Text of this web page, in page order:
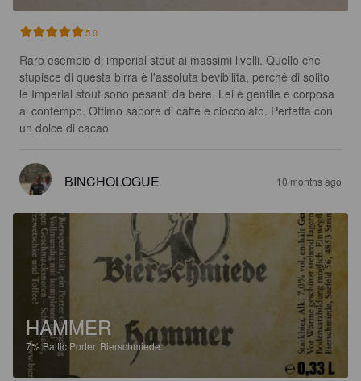
5.0
Raro esempio di imperial stout ai massimi livelli. Quello che
stupisce di questa birra è l'assoluta bevibilitá, perché di solito
le Imperial stout sono pesanti da bere. Lei è gentile e corposa
al contempo. Ottimo sapore di caffè e cioccolato. Perfetta con
un dolce di cacao
BINCHOLOGUE 10 months ago
HAMMER
7%Baltic Porter. Bierschmiede.